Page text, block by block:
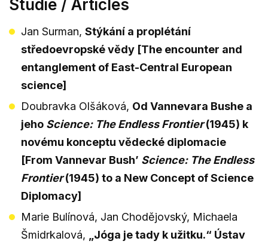
Studie / Articles
Jan Surman, Stýkání a proplétání
středoevropské vědy [The encounter and
entanglement of East-Central European
science]
Doubravka Olšáková, Od Vannevara Bushe a
jeho Science: The Endless Frontier(1945) k
novému konceptu vědecké diplomacie
[From Vannevar Bush’ Science: The Endless
Frontier(1945) to a New Concept of Science
Diplomacy]
Marie Bulínová, Jan Chodějovský, Michaela
Šmidrkalová,
„Jóga je tady k užitku.“ Ústav